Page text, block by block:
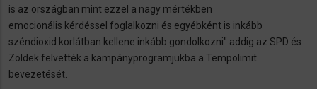
is az országban mint ezzel a nagy mértékben
emocionális kérdéssel foglalkozni és egyébként is inkább
széndioxid korlátban kellene inkább gondolkozni" addig az SPD és
Zöldek felvették a kampányprogramjukba a Tempolimit
bevezetését.